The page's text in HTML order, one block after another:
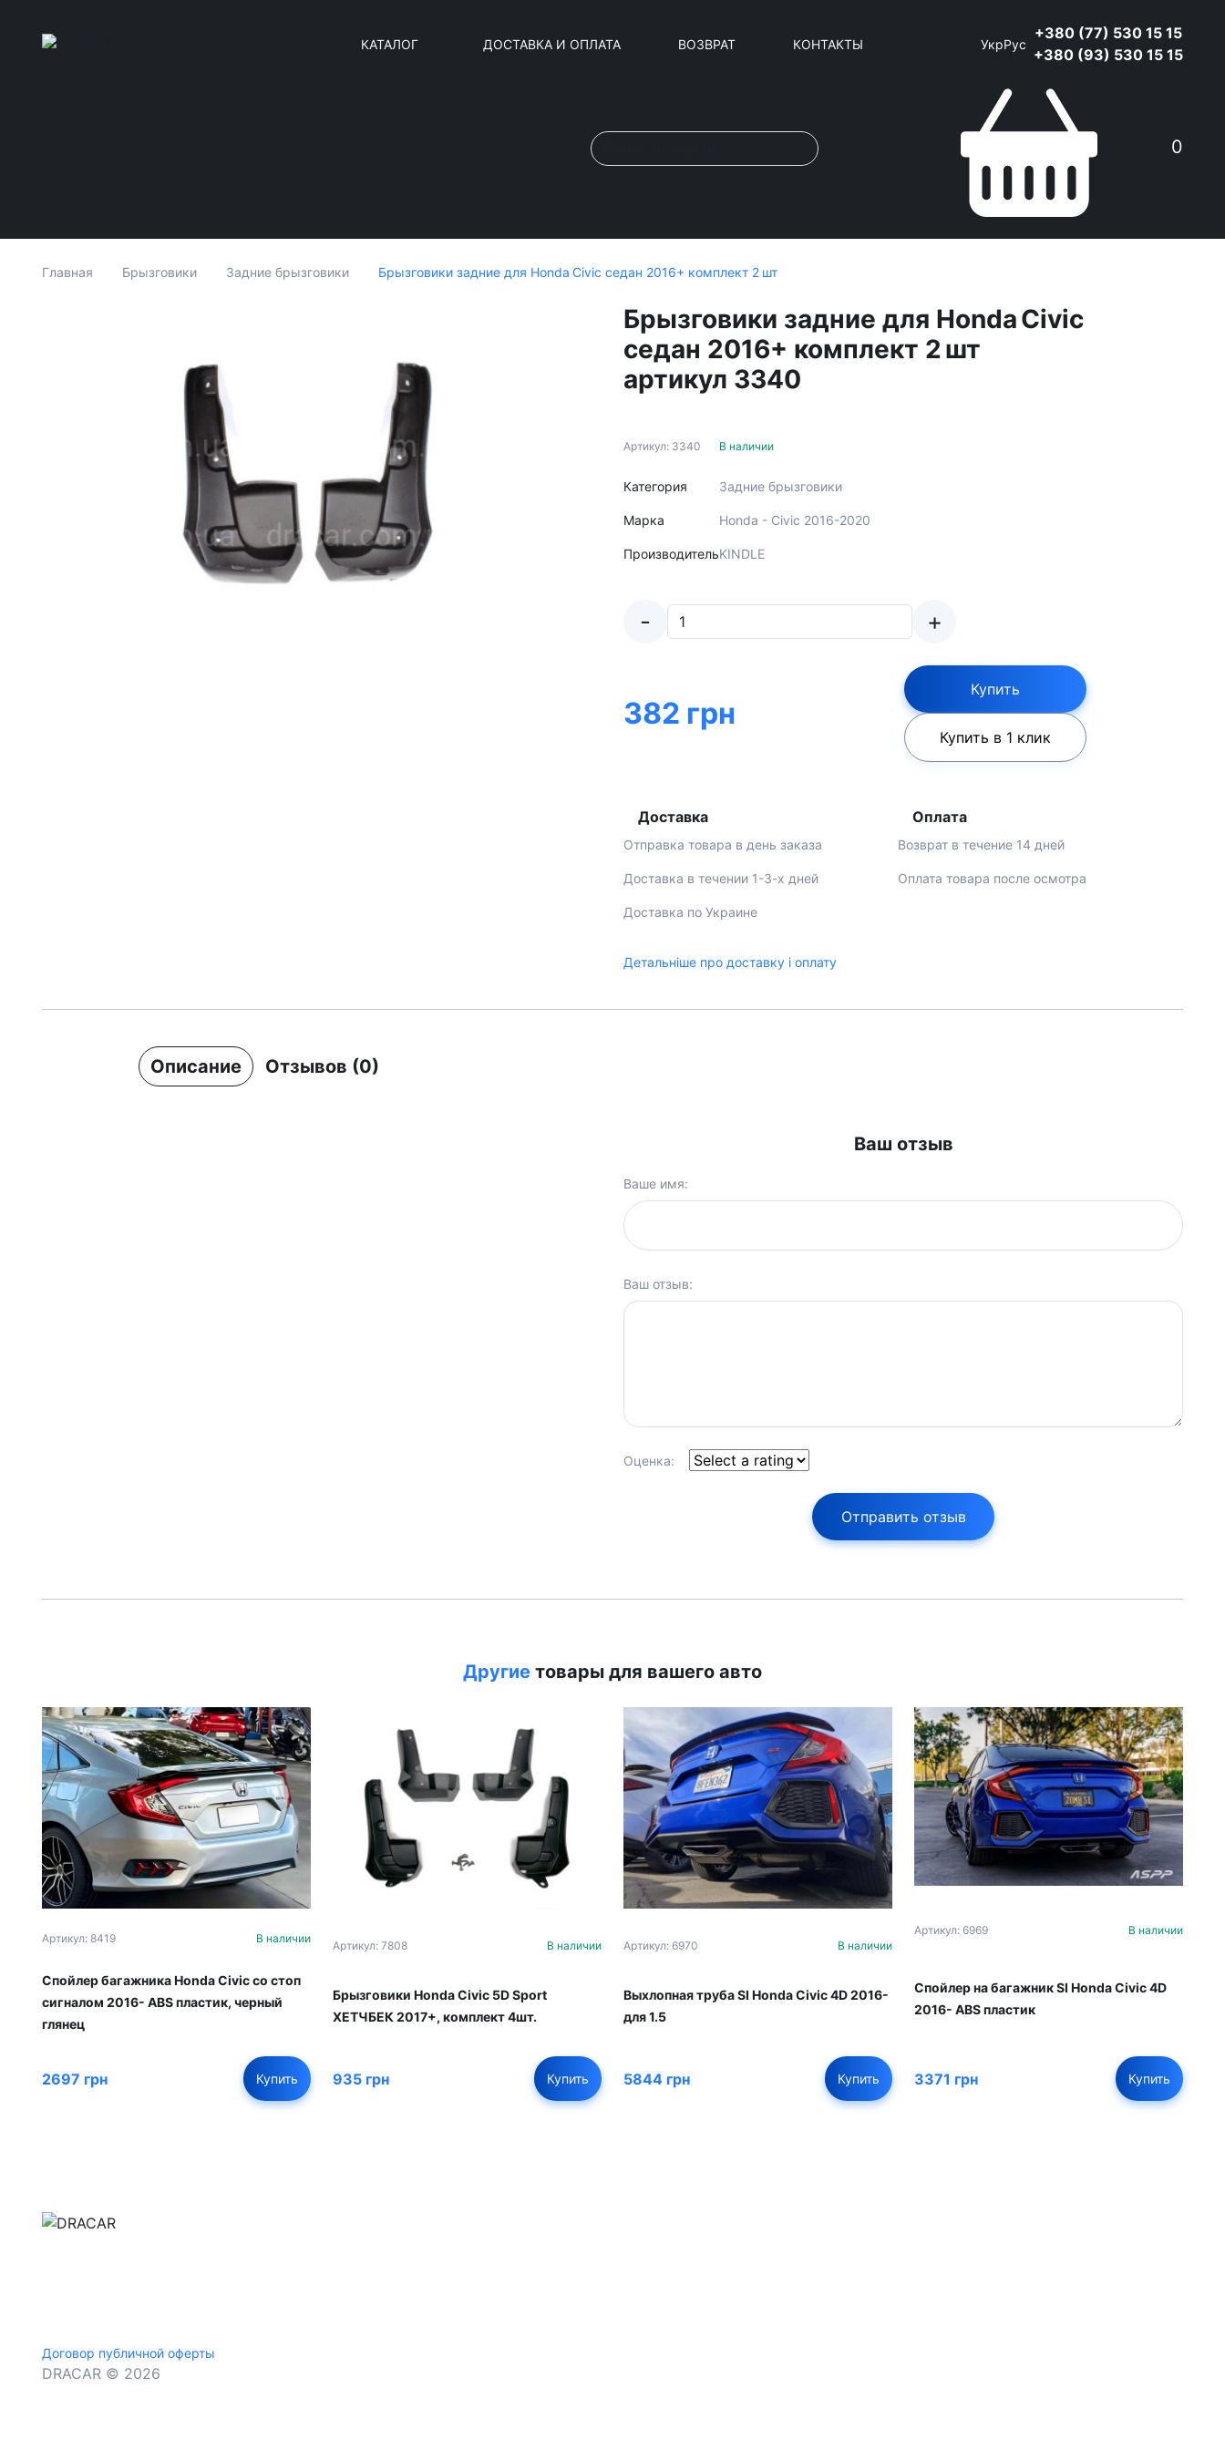
КАТАЛОГ ДОСТАВКА И ОПЛАТА ВОЗВРАТ КОНТАКТЫ УкрРус
+380 (77) 530 15 15
+380 (93) 530 15 15
0
Главная Брызговики Задние брызговики Брызговики задние для Honda Civic седан 2016+ комплект 2 шт
Брызговики задние для Honda Civic
седан 2016+ комплект 2 шт
артикул 3340
Артикул: 3340
Категория
Марка
Производитель
В наличии
Задние брызговики
Honda - Civic 2016-2020
KINDLE
- +
382 грн
Купить
Купить в 1 клик
Доставка
Отправка товара в день заказа
Доставка в течении 1-3-х дней
Доставка по Украине
Оплата
Возврат в течение 14 дней
Оплата товара после осмотра
Детальніше про доставку і оплату
Описание Отзывов (0)
Ваш отзыв
Ваше имя:
Ваш отзыв:
Оценка:
Отправить отзыв
Другие товары для вашего авто
Артикул: 8419 В наличии
Спойлер багажника Honda Civic со стоп
сигналом 2016- ABS пластик, черный
глянец
2697 грн Купить
Артикул: 7808 В наличии
Брызговики Honda Civic 5D Sport
ХЕТЧБЕК 2017+, комплект 4шт.
935 грн Купить
Артикул: 6970 В наличии
Выхлопная труба SI Honda Civic 4D 2016-
для 1.5
5844 грн Купить
Артикул: 6969 В наличии
Спойлер на багажник SI Honda Civic 4D
2016- ABS пластик
3371 грн Купить
Договор публичной оферты
DRACAR © 2026